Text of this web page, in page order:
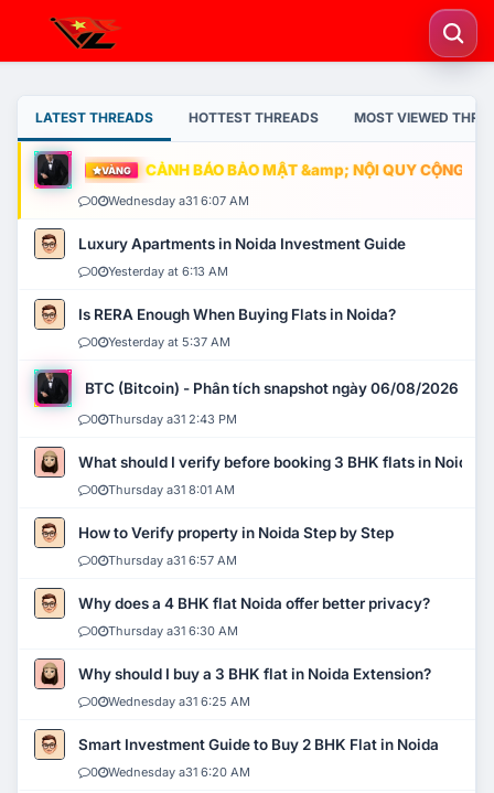
LATEST THREADS HOTTEST THREADS MOST VIEWED
VÀNG CẢNH BÁO BẢO MẬT &amp; NỘI QUY CỘNG
0 Wednesday a31 6:07 AM
Luxury Apartments in Noida Investment Guide
0 Yesterday at 6:13 AM
Is RERA Enough When Buying Flats in Noida?
0 Yesterday at 5:37 AM
BTC (Bitcoin) - Phân tích snapshot ngày 06/08/2026
0 Thursday a31 2:43 PM
What should I verify before booking 3 BHK flats in Noida?
0 Thursday a31 8:01 AM
How to Verify property in Noida Step by Step
0 Thursday a31 6:57 AM
Why does a 4 BHK flat Noida offer better privacy?
0 Thursday a31 6:30 AM
Why should I buy a 3 BHK flat in Noida Extension?
0 Wednesday a31 6:25 AM
Smart Investment Guide to Buy 2 BHK Flat in Noida
0 Wednesday a31 6:20 AM